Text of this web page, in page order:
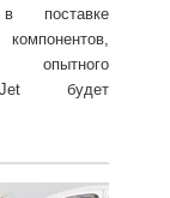
поставке
будет